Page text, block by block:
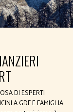
DI ESPERTI
A GDF E FAMIGLIA